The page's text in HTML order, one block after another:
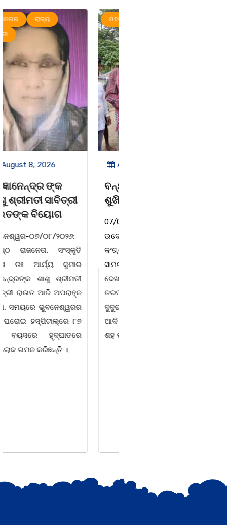
ମହାନଗର
August 8, 2026
ବନ୍ୟା ବିପନ୍ନଙ୍କୁ
ଶୁଖିଲା ଖାଦ୍ୟ ବଣ୍ଟନ
07/08/26 ବନ୍ୟା ବିପନ୍ନଙ୍କ
ଉଦେଶ୍ୟରେ ଦଶରଥପୁର ଯୁବ
କଂଗ୍ରେସ ପକ୍ଷରୁ ରିଲିଫ
ସାମଗ୍ରୀ ବଣ୍ଟନ କରାଯାଇଥିବା
ଦେଖାଯାଇଛି । ବ୍ଲକସ୍ଥ କସପା,
ତରପଦା, ମଲିକାପୁର, ନିଜାମପୁର,
ଦୁଦୁରାଅଣ୍ଟା, କମାରଡିହ, କୟାଁ
ଆଦି ପଞ୍ଚାୟତରେ ପ୍ରାୟ ୧୫
ଶହ ପରିବାରକୁ ମୁଡି, ବିସ୍କୁଟ,